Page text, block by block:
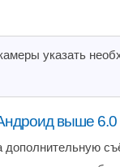
указать
выше 6.0
дополнительную